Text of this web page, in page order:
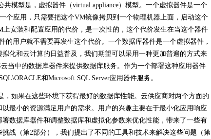
型是，虚拟器件（virtual appliance）模型。一个虚拟器件是一个
个应用，只需要把这个VM镜像拷贝到一个物理机器上面，启动这个
安装和配置应用的代价，是一次性的，这个代价发生在当这个器件
的用户就不需要再发生这个代价。一个数据库器件是一个虚拟器件，
化和云计算的日益普及，我们期望可以采用一种更加普遍的方式来
当中的数据库器件来提供数据库服务。作为一个部署这种应用器件
和Microsoft SQL Server应用器件服务。
果在这些环境下获得最好的数据库性能。云供应商对两个方面的
最小的资源满足用户的需求。用户的兴趣主要在于最小化应用响应
数据库器件和调整数据库和虚拟化参数来优化性能，带来了一些有
战（第2部分），我们提出了不同的工具和技术来解决这些问题（第